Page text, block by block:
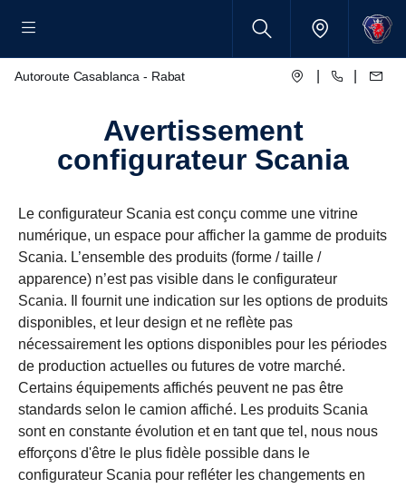
Autoroute Casablanca - Rabat
Avertissement
configurateur Scania
Le configurateur Scania est conçu comme une vitrine
numérique, un espace pour afficher la gamme de produits
Scania. L’ensemble des produits (forme / taille /
apparence) n’est pas visible dans le configurateur
Scania. Il fournit une indication sur les options de produits
disponibles, et leur design et ne reflète pas
nécessairement les options disponibles pour les périodes
de production actuelles ou futures de votre marché.
Certains équipements affichés peuvent ne pas être
standards selon le camion affiché. Les produits Scania
sont en constante évolution et en tant que tel, nous nous
efforçons d'être le plus fidèle possible dans le
configurateur Scania pour refléter les changements en